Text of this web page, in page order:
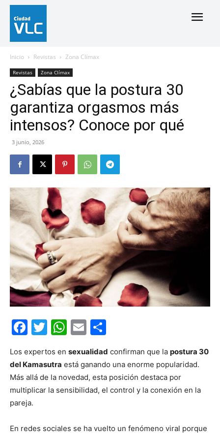
Inicio Revistas Zona Clímax
Revistas Zona Clímax
¿Sabías que la postura 30
garantiza orgasmos más
intensos? Conoce por qué
3 junio, 2026
Facebook
Twitter
WhatsApp
Email
Los expertos en sexualidad confirman que la postura 30
del Kamasutra está ganando una enorme popularidad.
Más allá de la novedad, esta posición destaca por
multiplicar la sensibilidad, el control y la conexión en la
pareja.
En redes sociales se ha vuelto un fenómeno viral porque